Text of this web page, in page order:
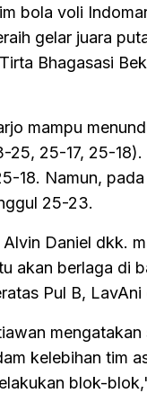
bola voli
gelar juara
Bhagasasi
mampu
25-17, 25-
18. Namun,
25-23.
Daniel dkk.
akan berlaga di
Pul B, LavAni
kelebihan tim
blok-